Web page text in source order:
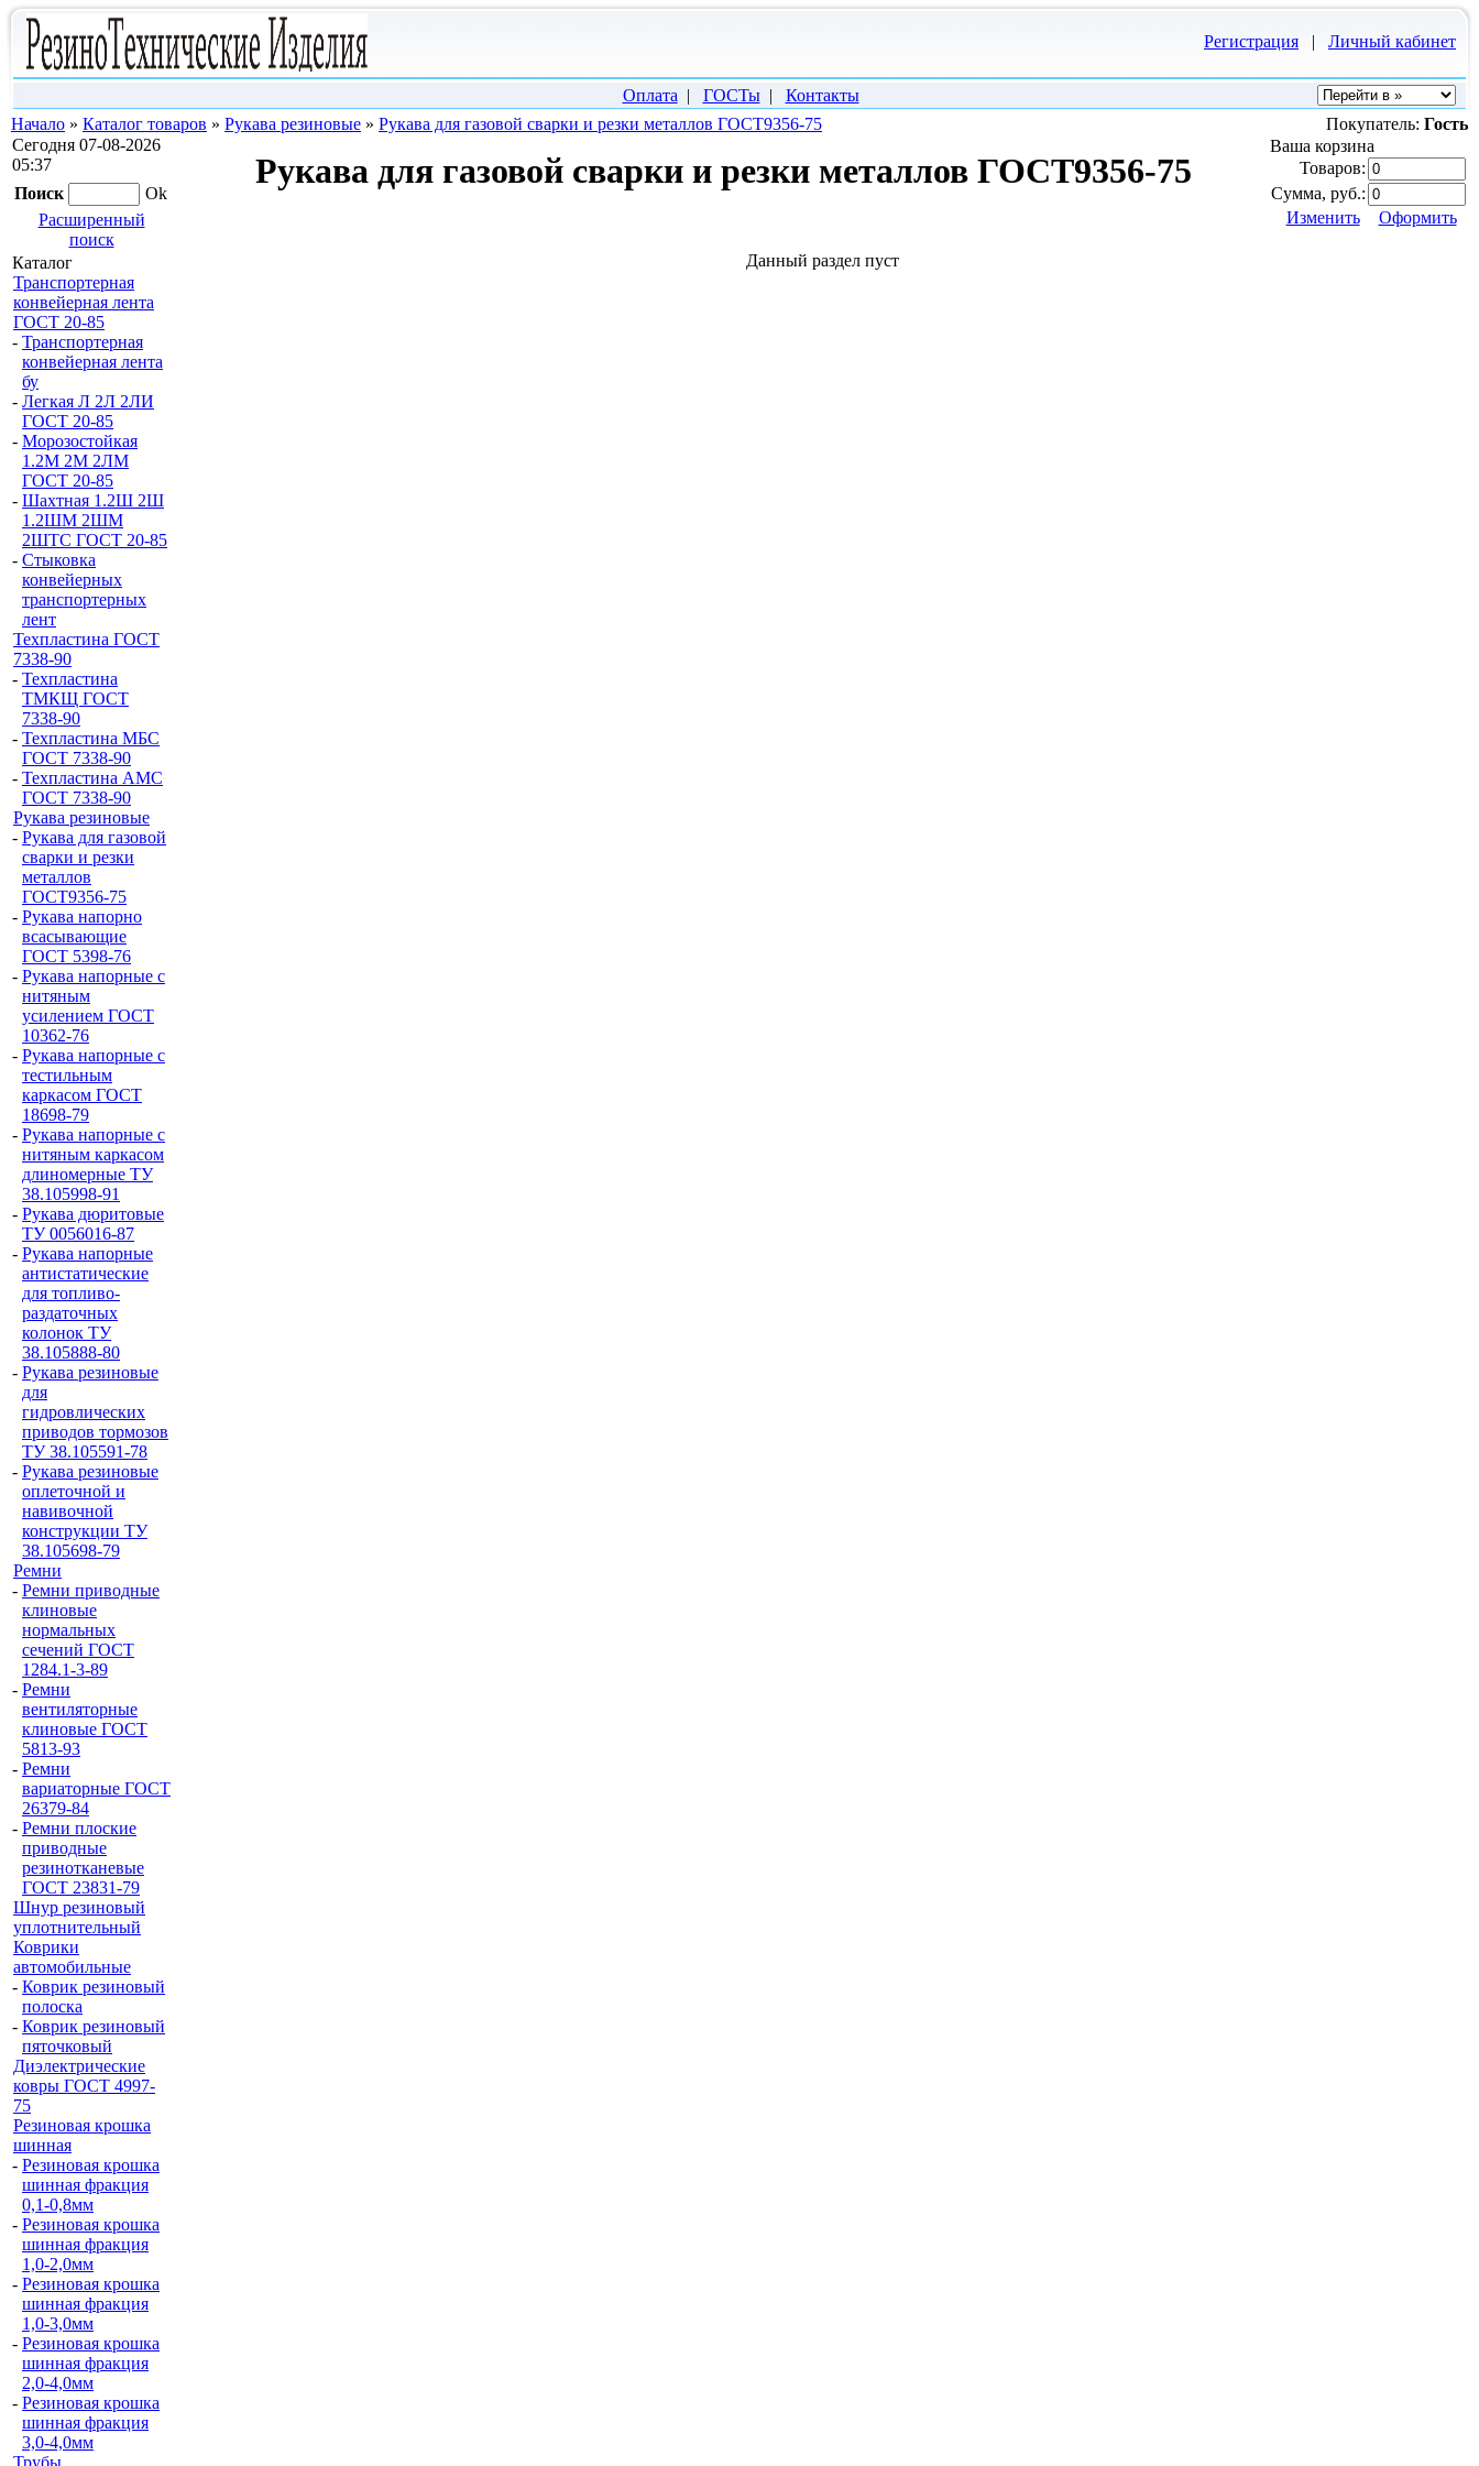
Регистрация | Личный кабинет
Оплата | ГОСТы | Контакты
Начало » Каталог товаров » Рукава резиновые » Рукава для газовой сварки и резки металлов ГОСТ9356-75 Покупатель: Гость
Сегодня 07-08-2026
05:37
Поиск
Ok
Расширенный
поиск
Каталог
Транспортерная
конвейерная лента
ГОСТ 20-85
- Транспортерная
конвейерная лента
бу
- Легкая Л 2Л 2ЛИ
ГОСТ 20-85
- Морозостойкая
1.2М 2М 2ЛМ
ГОСТ 20-85
- Шахтная 1.2Ш 2Ш
1.2ШМ 2ШМ
2ШТС ГОСТ 20-85
- Стыковка
конвейерных
транспортерных
лент
Техпластина ГОСТ
7338-90
- Техпластина
ТМКЩ ГОСТ
7338-90
- Техпластина МБС
ГОСТ 7338-90
- Техпластина АМС
ГОСТ 7338-90
Рукава резиновые
- Рукава для газовой
сварки и резки
металлов
ГОСТ9356-75
- Рукава напорно
всасывающие
ГОСТ 5398-76
- Рукава напорные с
нитяным
усилением ГОСТ
10362-76
- Рукава напорные с
тестильным
каркасом ГОСТ
18698-79
- Рукава напорные с
нитяным каркасом
длиномерные ТУ
38.105998-91
- Рукава дюритовые
ТУ 0056016-87
- Рукава напорные
антистатические
для топливо-
раздаточных
колонок ТУ
38.105888-80
- Рукава резиновые
для
гидровлических
приводов тормозов
ТУ 38.105591-78
- Рукава резиновые
оплеточной и
навивочной
конструкции ТУ
38.105698-79
Ремни
- Ремни приводные
клиновые
нормальных
сечений ГОСТ
1284.1-3-89
- Ремни
вентиляторные
клиновые ГОСТ
5813-93
- Ремни
вариаторные ГОСТ
26379-84
- Ремни плоские
приводные
резинотканевые
ГОСТ 23831-79
Шнур резиновый
уплотнительный
Коврики
автомобильные
- Коврик резиновый
полоска
- Коврик резиновый
пяточковый
Диэлектрические
ковры ГОСТ 4997-
75
Резиновая крошка
шинная
- Резиновая крошка
шинная фракция
0,1-0,8мм
- Резиновая крошка
шинная фракция
1,0-2,0мм
- Резиновая крошка
шинная фракция
1,0-3,0мм
- Резиновая крошка
шинная фракция
2,0-4,0мм
- Резиновая крошка
шинная фракция
3,0-4,0мм
Трубы
Рукава для газовой сварки и резки металлов ГОСТ9356-75
Ваша корзина
Товаров:
Сумма, руб.:
Изменить
Оформить
Данный раздел пуст